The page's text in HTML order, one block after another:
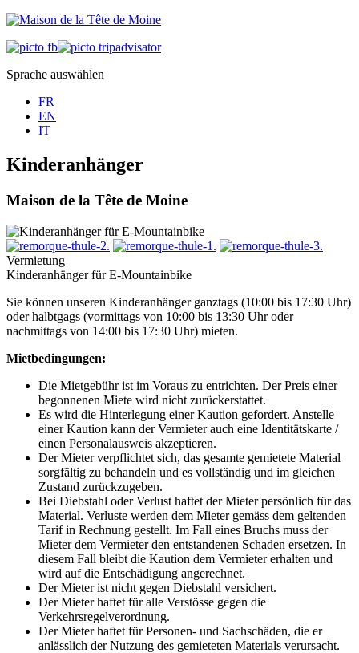
Sprache auswählen
FR
EN
IT
Kinderanhänger
Maison de la Tête de Moine
Vermietung
Kinderanhänger für E-Mountainbike
Sie können unseren Kinderanhänger ganztags (10:00 bis 17:30 Uhr)
oder halbtgags (vormittags von 10:00 bis 13:30 Uhr oder
nachmittags von 14:00 bis 17:30 Uhr) mieten.
Mietbedingungen:
Die Mietgebühr ist im Voraus zu entrichten. Der Preis einer
begonnenen Miete wird nicht zurückerstattet.
Es wird die Hinterlegung einer Kaution gefordert. Anstelle
einer Kaution kann der Vermieter auch eine Identitätskarte /
einen Personalausweis akzeptieren.
Der Mieter verpflichtet sich, das gesamte gemietete Material
sorgfältig zu behandeln und es vollständig und im gleichen
Zustand zurückzugeben.
Bei Diebstahl oder Verlust haftet der Mieter persönlich für das
Material. Verluste werden dem Mieter gemäss dem geltenden
Tarif in Rechnung gestellt. Im Fall eines Bruchs muss der
Mieter dem Vermieter den entstandenen Schaden ersetzen. In
diesem Fall bleibt die Kaution dem Vermieter erhalten und
wird auf die Entschädigung angerechnet.
Der Mieter ist nicht gegen Diebstahl versichert.
Der Mieter haftet für alle Verstösse gegen die
Verkehrsregelverordnung.
Der Mieter haftet für Personen- und Sachschäden, die er
anlässlich der Nutzung des gemieteten Materials verursacht.